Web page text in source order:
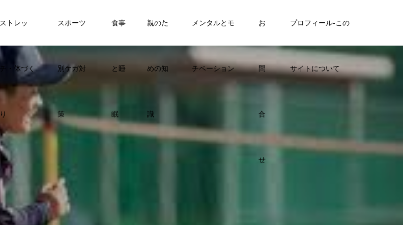
ストレッ
チ・体づく
り
スポーツ
別ケガ対
策
食事
と睡
眠
親のた
めの知
識
メンタルとモ
チベーション
お
問
合
せ
プロフィール-この
サイトについて